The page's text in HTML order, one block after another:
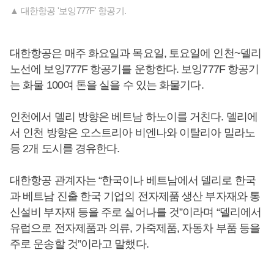
▲ 대한항공 '보잉777F' 항공기.
대한항공은 매주 화요일과 목요일, 토요일에 인천~델리
노선에 보잉777F 항공기를 운항한다. 보잉777F 항공기
는 화물 100여 톤을 실을 수 있는 화물기다.
인천에서 델리 방향은 베트남 하노이를 거친다. 델리에
서 인천 방향은 오스트리아 비엔나와 이탈리아 밀라노
등 2개 도시를 경유한다.
대한항공 관계자는 “한국이나 베트남에서 델리로 한국
과 베트남 진출 한국 기업의 전자제품 생산 부자재와 통
신설비 부자재 등을 주로 실어나를 것”이라며 “델리에서
유럽으로 전자제품과 의류, 가죽제품, 자동차 부품 등을
주로 운송할 것”이라고 말했다.